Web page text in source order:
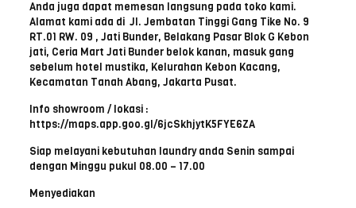
Anda juga dapat memesan langsung pada toko kami.
Alamat kami ada di Jl. Jembatan Tinggi Gang Tike No. 9
RT.01 RW. 09 , Jati Bunder, Belakang Pasar Blok G Kebon
jati, Ceria Mart Jati Bunder belok kanan, masuk gang
sebelum hotel mustika, Kelurahan Kebon Kacang,
Kecamatan Tanah Abang, Jakarta Pusat.
Info showroom / lokasi :
https://maps.app.goo.gl/6jcSkhjytK5FYE6ZA
Siap melayani kebutuhan laundry anda Senin sampai
dengan Minggu pukul 08.00 – 17.00
Menyediakan